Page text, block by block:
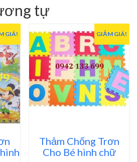
tự
GIÁ! GIẢM GIÁ!
Thảm Chống Trơn
Cho Bé hình chữ